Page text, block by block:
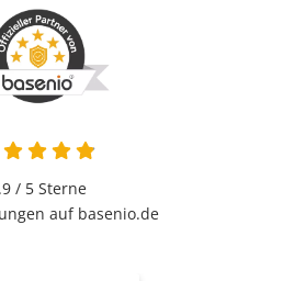
4.9 von 5
/ 5Sterne
auf basenio.de